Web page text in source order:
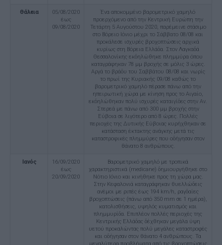
Θάλεια
05/08/2020
έως
09/08/2020
Ένα αποκομμένο βαρομετρικό χαμηλό
προερχόμενο από την Κεντρική Ευρώπη την
Τετάρτη 5 Αυγούστου 2020, παρέμεινε στάσιμο
στο Βόρειο Ιόνιο μέχρι το Σάββατο 08/08 και
προκάλεσε ισχυρές βροχοπτώσεις αρχικά
κυρίως στη Βόρεια Ελλάδα. Στον Λαγκαδά
Θεσσαλονίκης εκδηλώθηκε πλημμύρα όπου
καταγράφηκαν 78 μμ βροχής σε μόλις 3 ώρες.
Αργά το βράδυ του Σαββάτου 08/08 και νωρίς
το πρωί της Κυριακής 09/08 καθώς το
βαρομετρικό χαμηλό πέρασε πάνω από την
ηπειρωτική χώρα με κίνηση προς το Αιγαίο,
εκδηλώθηκαν πολύ ισχυρές καταιγίδες στην Αν.
Στερεά με πάνω από 300 μμ βροχής στην
Εύβοια σε λιγότερο από 8 ώρες. Πολλές
περιοχές της Δυτικής Εύβοιας κυρήχθηκαν σε
κατάσταση έκτακτης ανάγκης μετά τις
καταστροφικές πλημμύρες που οδήγησαν στον
θάνατο 8 ανθρώπους.
Ιανός
16/09/2020
έως
20/09/2020
Βαρομετρικό χαμηλό με τροπικά
χαρακτηριστικά (medicane) δημιουργήθηκε στο
Νότιο Ιόνιο και κινήθηκε προς τη χώρα μας.
Στην Κεφαλονιά καταγράφηκαν θυελλώδεις
ανέμοι με ριπές έως 194 km/h, ραγδαίες
βροχοπτώσεις (πάνω από 350 mm σε 1 ημέρα),
κατολισθήσεις, υψηλός κυματισμός και
πλημμυρίδα. Επιπλέον πολλές περιοχές της
Κεντρικής Ελλάδας δέχθηκαν μεγάλα ύψη
υετού προκαλώντας πολύ μεγάλες καταστροφές
και οδήγησαν στον θάνατο 4 ανθρώπους. Τα